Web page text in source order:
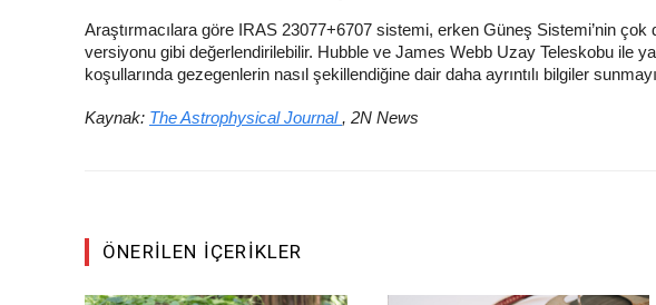
Araştırmacılara göre IRAS 23077+6707 sistemi, erken Güneş Sistemi’nin
versiyonu gibi değerlendirilebilir. Hubble ve James Webb Uzay Teleskobu ile
koşullarında gezegenlerin nasıl şekillendiğine dair daha ayrıntılı bilgiler
Kaynak: The Astrophysical Journal , 2N News
ÖNERILEN İÇERIKLER